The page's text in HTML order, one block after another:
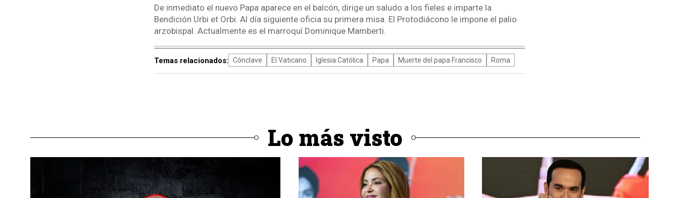
De inmediato el nuevo Papa aparece en el balcón, dirige un saludo a los fieles e imparte la
Bendición Urbi et Orbi. Al día siguiente oficia su primera misa. El Protodiácono le impone el palio
arzobispal. Actualmente es el marroquí Dominique Mamberti.
Temas relacionados: Cónclave El Vaticano Iglesia Católica Papa Muerte del papa Francisco Roma
Lo más visto